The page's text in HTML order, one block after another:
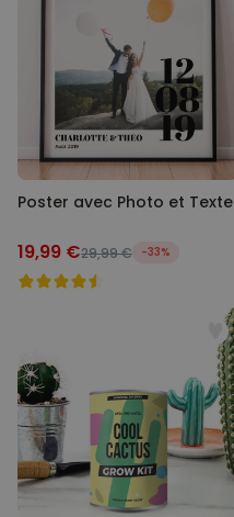
Poster avec Photo et Texte
19,99 €29,99 € -33%